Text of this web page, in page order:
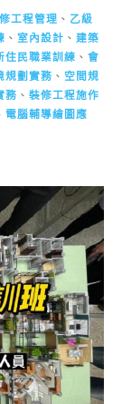
工程管理 、 乙級
、 室內設計 、 建築
住民職業訓練 、 會
規劃實務 、 空間規
務 、 裝修工程施作
電腦輔導繪圖應